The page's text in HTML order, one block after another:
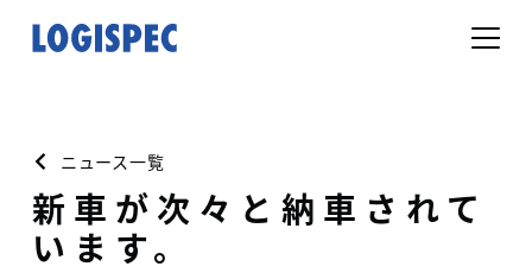
ニュース一覧
新車が次々と納車されて
います。